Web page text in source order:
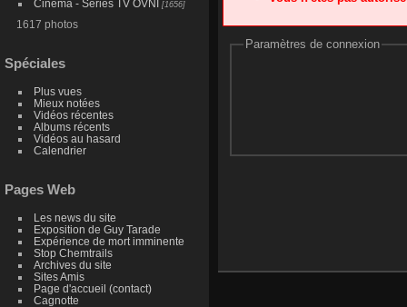
Cinéma - Séries TV OVNI [1656]
1617 photos
Spéciales
Plus vues
Mieux notées
Vidéos récentes
Albums récents
Vidéos au hasard
Calendrier
Pages Web
Les news du site
Exposition de Guy Tarade
Expérience de mort imminente
Stop Chemtrails
Archives du site
Sites Amis
Page d'accueil (contact)
Cagnotte
Paramètres de connexion